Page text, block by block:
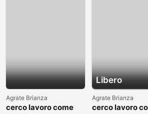
Agrate Brianza
cerco lavoro come
Libero
Agrate Brianza
cerco lavoro